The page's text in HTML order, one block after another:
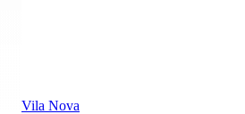
Vila Nova